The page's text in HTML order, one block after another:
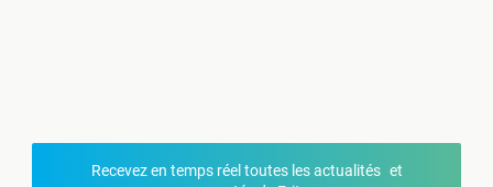
Recevez en temps réel toutes les actualités et